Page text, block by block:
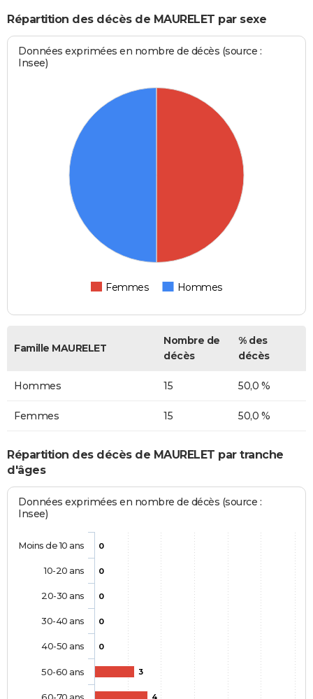
Répartition des décès de MAURELET par sexe
Données exprimées en nombre de décès (source :
Insee)
Femmes Hommes
Famille MAURELET
Nombre de
décès
% des
décès
Hommes 15 50,0 %
Femmes 15 50,0 %
Répartition des décès de MAURELET par tranche
d'âges
Données exprimées en nombre de décès (source :
Insee)
0
0
0
0
0
3
4
Moins de 10 ans
10-20 ans
20-30 ans
30-40 ans
40-50 ans
50-60 ans